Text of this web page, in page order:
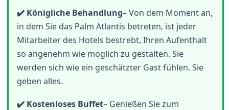
✔️ Königliche Behandlung– Von dem Moment an,
in dem Sie das Palm Atlantis betreten, ist jeder
Mitarbeiter des Hotels bestrebt, Ihren Aufenthalt
so angenehm wie möglich zu gestalten. Sie
werden sich wie ein geschätzter Gast fühlen. Sie
geben alles.
✔️ Kostenloses Buffet– Genießen Sie zum